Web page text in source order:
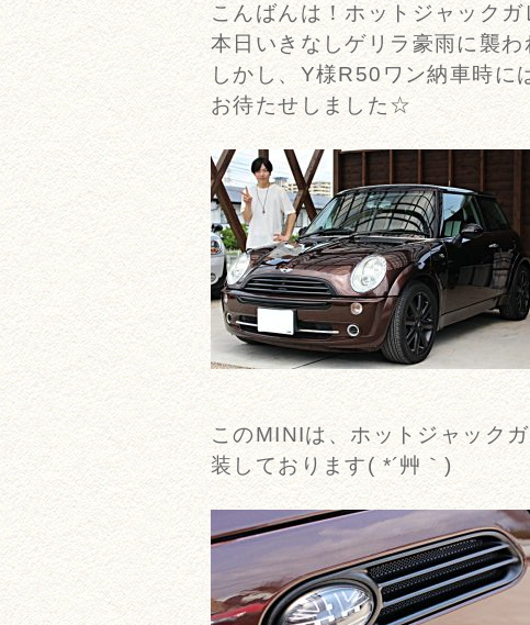
こんばんは！ホットジャック
本日いきなしゲリラ豪雨に襲
しかし、Y様R50ワン納車時に
お待たせしました☆
このMINIは、ホットジャック
装しております( *´艸｀)